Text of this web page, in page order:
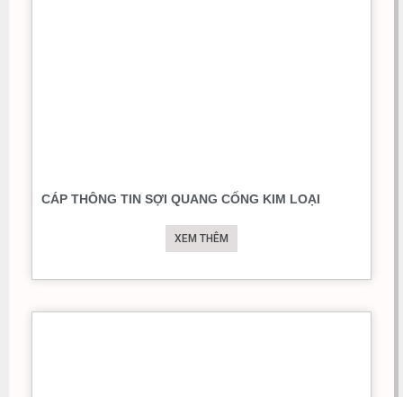
CÁP THÔNG TIN SỢI QUANG CỐNG KIM LOẠI
XEM THÊM